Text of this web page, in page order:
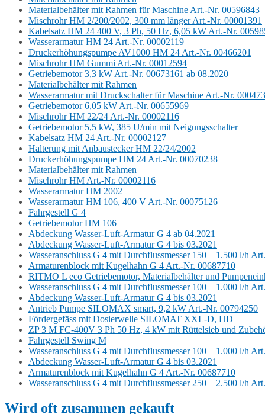
Materialbehälter mit Rahmen für Maschine Art.-Nr. 00596843
Mischrohr HM 2/200/2002, 300 mm länger Art.-Nr. 00001391
Kabelsatz HM 24 400 V, 3 Ph, 50 Hz, 6,05 kW Art.-Nr.
Wasserarmatur HM 24 Art.-Nr. 00002119
Druckerhöhungspumpe AV1000 HM 24 Art.-Nr. 00466201
Mischrohr HM Gummi Art.-Nr. 00012594
Getriebemotor 3,3 kW Art.-Nr. 00673161 ab 08.2020
Materialbehälter mit Rahmen
Wasserarmatur mit Druckschalter für Maschine Art.-Nr.
Getriebemotor 6,05 kW Art.-Nr. 00655969
Mischrohr HM 22/24 Art.-Nr. 00002116
Getriebemotor 5,5 kW, 385 U/min mit Neigungsschalter
Kabelsatz HM 24 Art.-Nr. 00002127
Halterung mit Anbaustecker HM 22/24/2002
Druckerhöhungspumpe HM 24 Art.-Nr. 00070238
Materialbehälter mit Rahmen
Mischrohr HM Art.-Nr. 00002116
Wasserarmatur HM 2002
Wasserarmatur HM 106, 400 V Art.-Nr. 00075126
Fahrgestell G 4
Getriebemotor HM 106
Abdeckung Wasser-Luft-Armatur G 4 ab 04.2021
Abdeckung Wasser-Luft-Armatur G 4 bis 03.2021
Wasseranschluss G 4 mit Durchflussmesser 150 – 1.500 l/h
Armaturenblock mit Kugelhahn G 4 Art.-Nr. 00687710
RITMO L eco Getriebemotor, Materialbehälter und
Wasseranschluss G 4 mit Durchflussmesser 100 – 1.000 l/h
Abdeckung Wasser-Luft-Armatur G 4 bis 03.2021
Antrieb Pumpe SILOMAX smart, 9,2 kW Art.-Nr. 00794250
Fördergefäss mit Dosierwelle SILOMAT XXL-D, HD
ZP 3 M FC-400V 3 Ph 50 Hz, 4 kW mit Rüttelsieb und
Fahrgestell Swing M
Wasseranschluss G 4 mit Durchflussmesser 100 – 1.000 l/h
Abdeckung Wasser-Luft-Armatur G 4 bis 03.2021
Armaturenblock mit Kugelhahn G 4 Art.-Nr. 00687710
Wasseranschluss G 4 mit Durchflussmesser 250 – 2.500 l/h
Wird oft zusammen gekauft